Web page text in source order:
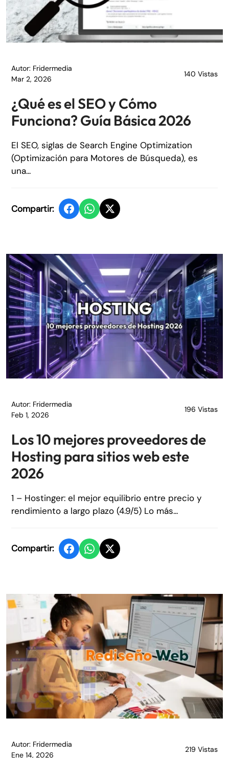
Autor: Fridermedia
Mar 2, 2026
140 Vistas
¿Qué es el SEO y Cómo
Funciona? Guía Básica 2026
El SEO, siglas de Search Engine Optimization
(Optimización para Motores de Búsqueda), es
una...
Compartir:
Autor: Fridermedia
Feb 1, 2026
196 Vistas
Los 10 mejores proveedores de
Hosting para sitios web este
2026
1 – Hostinger: el mejor equilibrio entre precio y
rendimiento a largo plazo (4.9/5) Lo más...
Compartir:
Autor: Fridermedia
Ene 14, 2026
219 Vistas